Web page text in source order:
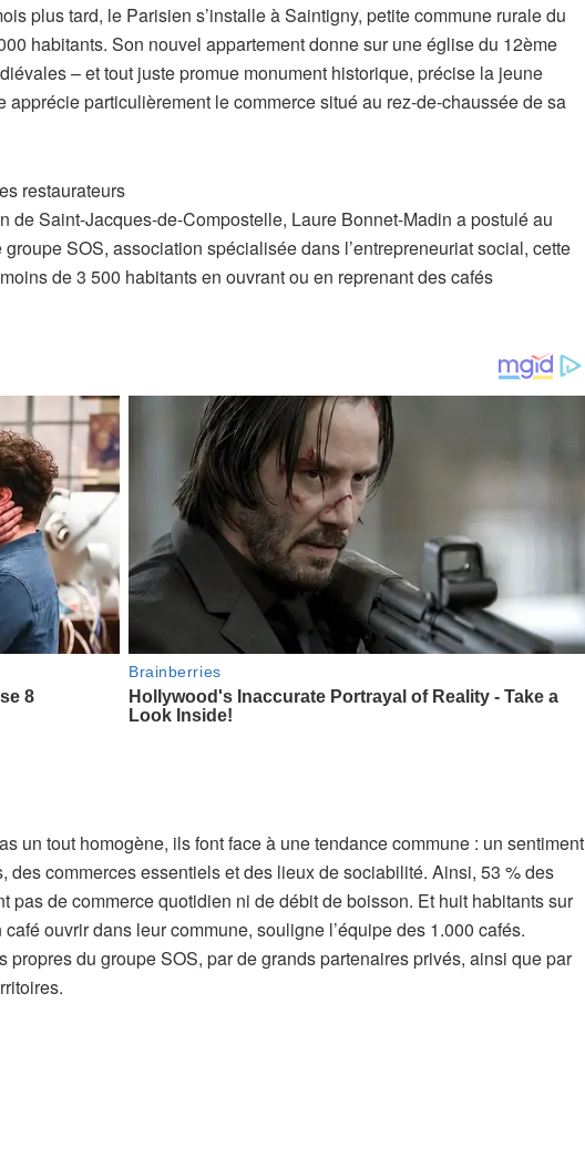
plus tard, le Parisien s’installe à Saintigny, petite commune rurale du
habitants. Son nouvel appartement donne sur une église du 12ème
– et tout juste promue monument historique, précise la jeune
particulièrement le commerce situé au rez-de-chaussée de sa
restaurateurs
de Saint-Jacques-de-Compostelle, Laure Bonnet-Madin a postulé au
SOS, association spécialisée dans l’entrepreneuriat social, cette
de 3 500 habitants en ouvrant ou en reprenant des cafés
un tout homogène, ils font face à une tendance commune : un sentiment
des commerces essentiels et des lieux de sociabilité. Ainsi, 53 % des
pas de commerce quotidien ni de débit de boisson. Et huit habitants sur
ouvrir dans leur commune, souligne l’équipe des 1.000 cafés.
propres du groupe SOS, par de grands partenaires privés, ainsi que par